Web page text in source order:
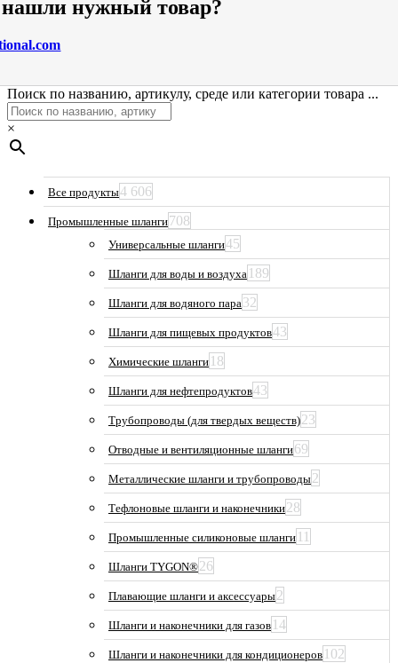
нужный товар?
Поиск по названию, артикулу, среде или категории товара ...
×
Все продукты4 606
Промышленные шланги708
Универсальные шланги45
Шланги для воды и воздуха 189
Шланги для водяного пара32
Шланги для пищевых продуктов43
Химические шланги 18
Шланги для нефтепродуктов43
Трубопроводы (для твердых веществ)23
Отводные и вентиляционные шланги69
Металлические шланги и трубопроводы2
Тефлоновые шланги и наконечники28
Промышленные силиконовые шланги 11
Шланги TYGON®26
Плавающие шланги и аксессуары2
Шланги и наконечники для газов 14
Шланги и наконечники для кондиционеров 102